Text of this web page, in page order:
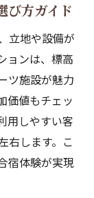
び方ガイド
立地や設備が
ョンは、標高
ツ施設が魅力
価値もチェッ
用しやすい客
右します。こ
宿体験が実現